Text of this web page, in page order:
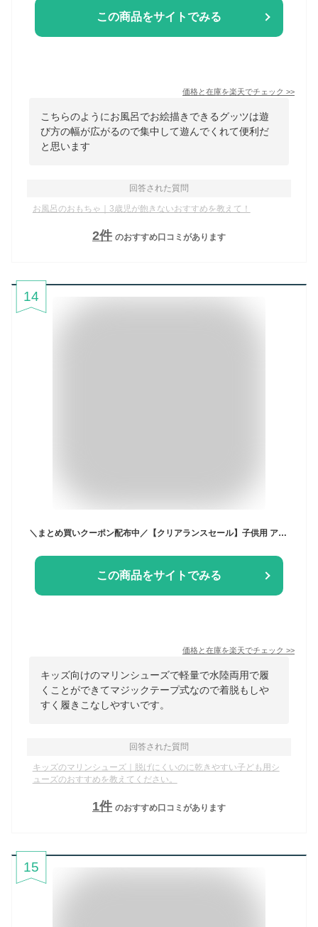
この商品をサイトでみる
価格と在庫を楽天でチェック >>
こちらのようにお風呂でお絵描きできるグッツは遊
び方の幅が広がるので集中して遊んでくれて便利だ
と思います
回答された質問
お風呂のおもちゃ｜3歳児が飽きないおすすめを教えて！
2件 のおすすめ口コミがあります
14
この商品をサイトでみる
価格と在庫を楽天でチェック >>
キッズ向けのマリンシューズで軽量で水陸両用で履
くことができてマジックテープ式なので着脱もしや
すく履きこなしやすいです。
回答された質問
キッズのマリンシューズ｜脱げにくいのに乾きやすい子ども用シ
ューズのおすすめを教えてください。
1件 のおすすめ口コミがあります
15